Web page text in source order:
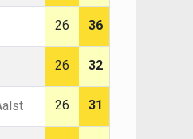
26 36
26 32
26 31